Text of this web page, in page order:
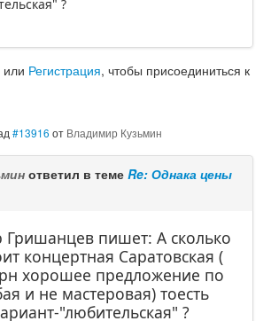
?
или Регистрация, чтобы присоединиться к
#13916 от Владимир Кузьмин
ответил в теме Re: Однака цены
Гришанцев пишет: А сколько
концертная Саратовская (
хорошее предложение по
и не мастеровая) тоесть
"любительская" ?